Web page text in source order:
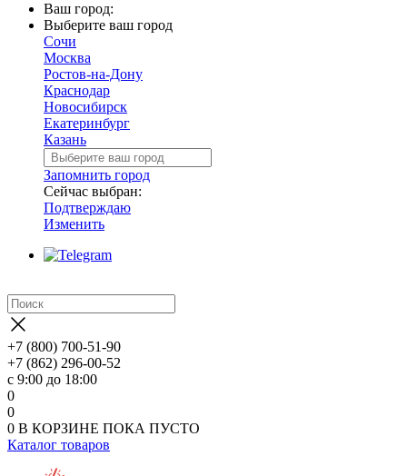
Ваш город:
Выберите ваш город
Сочи
Москва
Ростов-на-Дону
Краснодар
Новосибирск
Екатеринбург
Казань
Запомнить город
Сейчас выбран:
Подтверждаю
Изменить
+7 (800) 700-51-90
+7 (862) 296-00-52
с 9:00 до 18:00
0
0
0 В КОРЗИНЕ ПОКА ПУСТО
Каталог товаров